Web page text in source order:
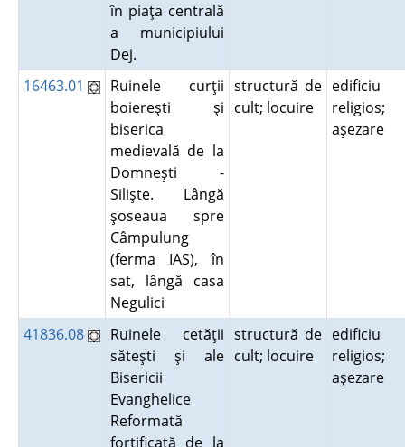
în piaţa centrală
a municipiului
Dej.
16463.01
Ruinele curţii
boiereşti şi
biserica
medievală de la
Domneşti -
Silişte. Lângă
şoseaua spre
Câmpulung
(ferma IAS), în
sat, lângă casa
Negulici
structură de
cult; locuire
edificiu
religios;
aşezare
41836.08
Ruinele cetăţii
săteşti şi ale
Bisericii
Evanghelice
Reformată
fortificată de la
structură de
cult; locuire
edificiu
religios;
aşezare